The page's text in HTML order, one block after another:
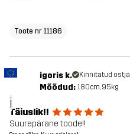
Toote nr 11186
i
igoris k. Kinnitatud ostja
Mõõdud: 180cm, 95kg
Täiuslik!!
Suurepärane toode!!